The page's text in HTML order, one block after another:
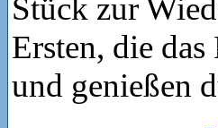
Stück zur
Ersten, die
und genießen